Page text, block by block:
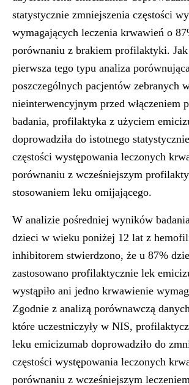
statystycznie zmniejszenia częstości
wymagających leczenia krwawień o
porównaniu z brakiem profilaktyki. Jak
pierwsza tego typu analiza
poszczególnych pacjentów zebranych
nieinterwencyjnym przed włączeniem
badania, profilaktyka z użyciem
doprowadziła do istotnego
częstości występowania leczonych
porównaniu z wcześniejszym
stosowaniem leku omijającego.
W analizie pośredniej wyników
dzieci w wieku poniżej 12 lat z
inhibitorem stwierdzono, że u 87%
zastosowano profilaktycznie lek
wystąpiło ani jedno krwawienie
Zgodnie z analizą porównawczą
które uczestniczyły w NIS,
leku emicizumab doprowadziło do
częstości występowania leczonych
porównaniu z wcześniejszym